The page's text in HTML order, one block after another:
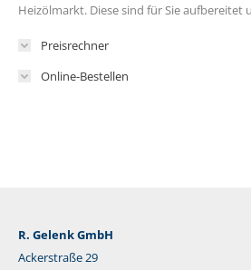
Heizölmarkt. Diese sind für Sie aufbereitet
Preisrechner
Online-Bestellen
R. Gelenk GmbH
Ackerstraße 29